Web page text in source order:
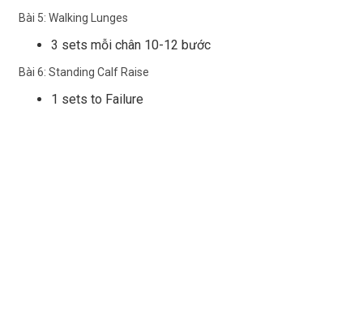
Bài 5: Walking Lunges
3 sets mỗi chân 10-12 bước
Bài 6: Standing Calf Raise
1 sets to Failure